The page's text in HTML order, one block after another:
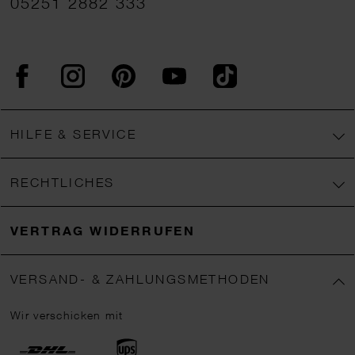
FacebookInstagram PinterestYouTubeTikTok
HILFE & SERVICE
RECHTLICHES
VERTRAG WIDERRUFEN
VERSAND- & ZAHLUNGSMETHODEN
Wir verschicken mit